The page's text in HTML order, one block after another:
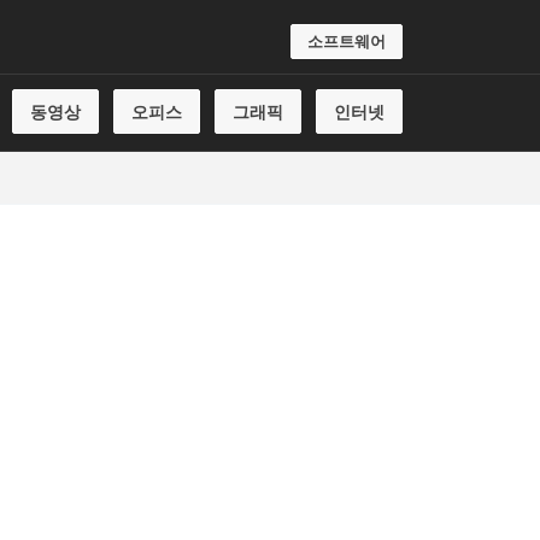
소프트웨어
동영상 오피스 그래픽 인터넷